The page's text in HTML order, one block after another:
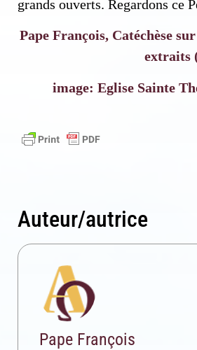
grands ouverts. Regardons ce
Pape François, Catéchèse
extraits
image: Eglise Sainte
Auteur/autrice
Pape François